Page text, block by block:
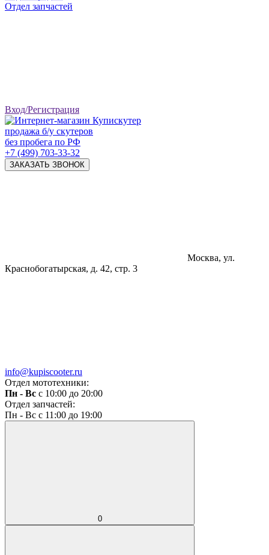
Отдел запчастей
Вход/Регистрация
продажа б/у скутеров
без пробега по РФ
+7 (499) 703-33-32
ЗАКАЗАТЬ ЗВОНОК
Москва, ул.
Краснобогатырская, д. 42, стр. 3
info@kupiscooter.ru
Отдел мототехники:
Пн - Вс с 10:00 до 20:00
Отдел запчастей:
Пн - Вс с 11:00 до 19:00
0